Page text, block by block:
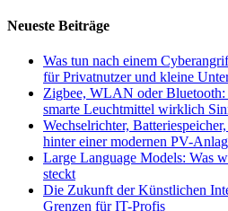
Neueste Beiträge
Was tun nach einem
für Privatnutzer und kleine
Zigbee, WLAN oder
smarte Leuchtmittel wirklich
Wechselrichter,
hinter einer modernen PV-
Large Language Models: Was
steckt
Die Zukunft der Künstlichen
Grenzen für IT-Profis